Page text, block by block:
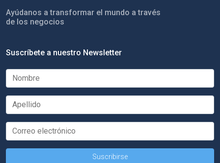
Ayúdanos a transformar el mundo a través
de los negocios
Suscríbete a nuestro Newsletter